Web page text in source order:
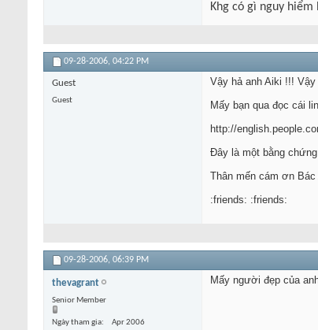
Khg có gì nguy
09-28-2006, 04:22 PM
Guest
Guest
Vậy hả anh Aiki !!!
Mấy bạn qua đọc cái
http://
Đây là một bằng
Thân mến cám ơn Bác
:friends: :friends:
09-28-2006, 06:39 PM
thevagrant
Senior Member
Ngày tham gia
Apr 2006
Mấy người đẹp của